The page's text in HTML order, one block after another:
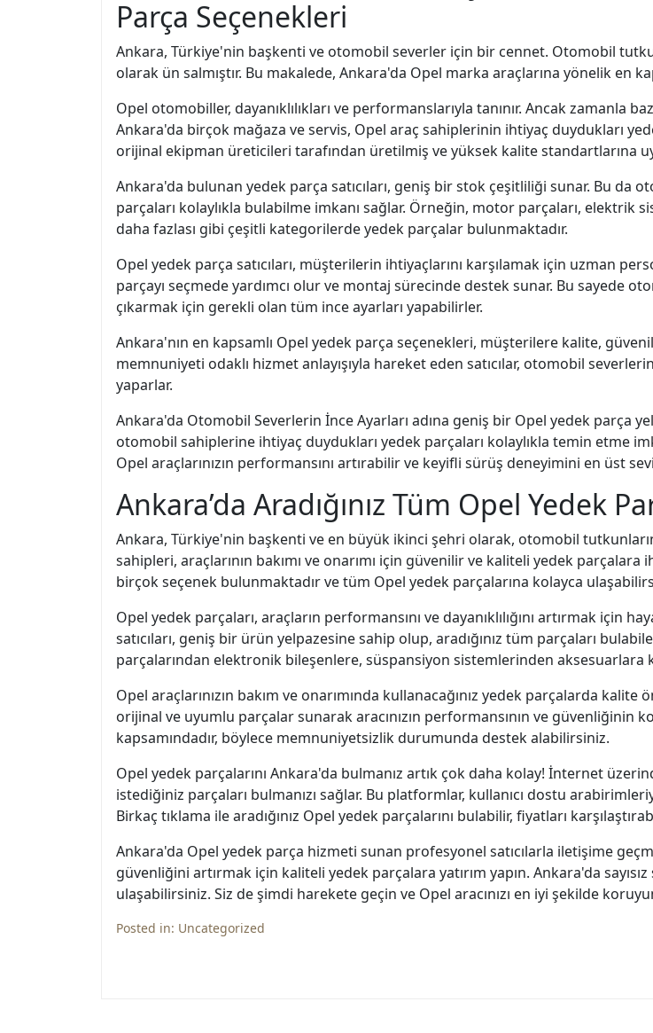
Parça Seçenekleri
Ankara, Türkiye'nin başkenti ve otomobil severler için bir cennet. Otomobil
olarak ün salmıştır. Bu makalede, Ankara'da Opel marka araçlarına yönelik en
Opel otomobiller, dayanıklılıkları ve performanslarıyla tanınır. Ancak zamanla
Ankara'da birçok mağaza ve servis, Opel araç sahiplerinin ihtiyaç duydukları
orijinal ekipman üreticileri tarafından üretilmiş ve yüksek kalite standartlarına
Ankara'da bulunan yedek parça satıcıları, geniş bir stok çeşitliliği sunar. Bu da
parçaları kolaylıkla bulabilme imkanı sağlar. Örneğin, motor parçaları, elektrik
daha fazlası gibi çeşitli kategorilerde yedek parçalar bulunmaktadır.
Opel yedek parça satıcıları, müşterilerin ihtiyaçlarını karşılamak için uzman
parçayı seçmede yardımcı olur ve montaj sürecinde destek sunar. Bu sayede
çıkarmak için gerekli olan tüm ince ayarları yapabilirler.
Ankara'nın en kapsamlı Opel yedek parça seçenekleri, müşterilere kalite,
memnuniyeti odaklı hizmet anlayışıyla hareket eden satıcılar, otomobil
yaparlar.
Ankara'da Otomobil Severlerin İnce Ayarları adına geniş bir Opel yedek parça
otomobil sahiplerine ihtiyaç duydukları yedek parçaları kolaylıkla temin etme
Opel araçlarınızın performansını artırabilir ve keyifli sürüş deneyimini en üst
Ankara’da Aradığınız Tüm Opel Yedek
Ankara, Türkiye'nin başkenti ve en büyük ikinci şehri olarak, otomobil
sahipleri, araçlarının bakımı ve onarımı için güvenilir ve kaliteli yedek
birçok seçenek bulunmaktadır ve tüm Opel yedek parçalarına kolayca
Opel yedek parçaları, araçların performansını ve dayanıklılığını artırmak için
satıcıları, geniş bir ürün yelpazesine sahip olup, aradığınız tüm parçaları
parçalarından elektronik bileşenlere, süspansiyon sistemlerinden aksesuarlara
Opel araçlarınızın bakım ve onarımında kullanacağınız yedek parçalarda kalite
orijinal ve uyumlu parçalar sunarak aracınızın performansının ve güvenliğinin
kapsamındadır, böylece memnuniyetsizlik durumunda destek alabilirsiniz.
Opel yedek parçalarını Ankara'da bulmanız artık çok daha kolay! İnternet
istediğiniz parçaları bulmanızı sağlar. Bu platformlar, kullanıcı dostu
Birkaç tıklama ile aradığınız Opel yedek parçalarını bulabilir, fiyatları
Ankara'da Opel yedek parça hizmeti sunan profesyonel satıcılarla iletişime
güvenliğini artırmak için kaliteli yedek parçalara yatırım yapın. Ankara'da
ulaşabilirsiniz. Siz de şimdi harekete geçin ve Opel aracınızı en iyi şekilde
Posted in: Uncategorized